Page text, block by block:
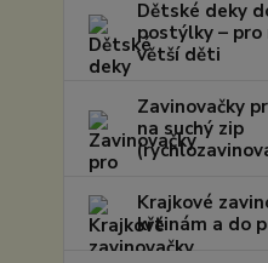
Dětské deky
postýlky – pro
větší děti
Zavinovačky
na suchý zip
Krajkové
křtinám a do